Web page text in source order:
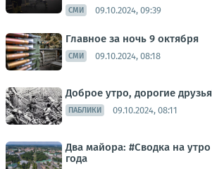
СМИ 09.10.2024, 09:39
Главное за ночь 9 октября
СМИ 09.10.2024, 08:18
Доброе утро, дорогие
ПАБЛИКИ 09.10.2024, 08:11
Два майора: #Сводка на
года